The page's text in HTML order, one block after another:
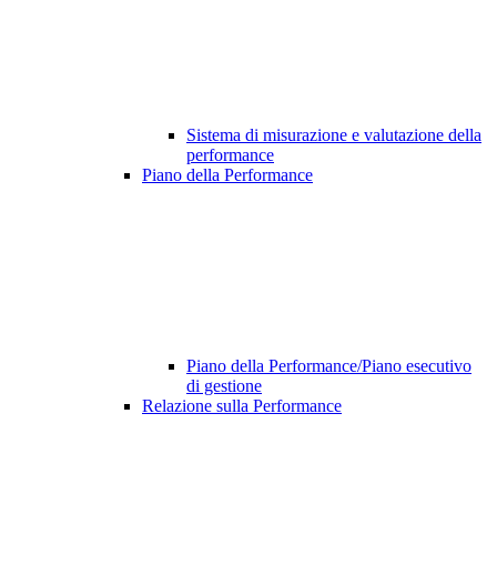
Sistema di misurazione e valutazione della
performance
Piano della Performance
Piano della Performance/Piano esecutivo
di gestione
Relazione sulla Performance